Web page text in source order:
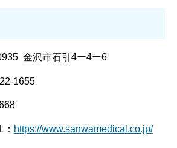
金沢市石引4ー4ー6
1655
https://www.sanwamedical.co.jp/